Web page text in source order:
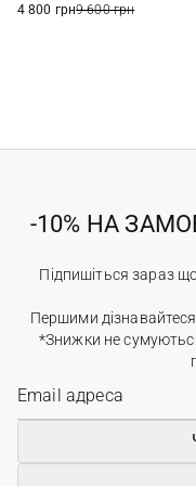
4 800 грн9 600 грн
-10% НА
Підпишіться зараз
Першими
*Знижки не